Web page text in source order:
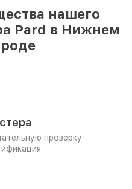
нашего
Pard в Нижнем
проверку